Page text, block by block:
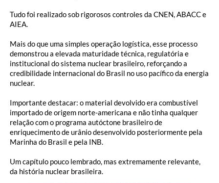
Tudo foi realizado sob rigorosos controles da CNEN, ABACC e
AIEA.
Mais do que uma simples operação logística, esse processo
demonstrou a elevada maturidade técnica, regulatória e
institucional do sistema nuclear brasileiro, reforçando a
credibilidade internacional do Brasil no uso pacífico da energia
nuclear.
Importante destacar: o material devolvido era combustível
importado de origem norte-americana e não tinha qualquer
relação com o programa autóctone brasileiro de
enriquecimento de urânio desenvolvido posteriormente pela
Marinha do Brasil e pela INB.
Um capítulo pouco lembrado, mas extremamente relevante,
da história nuclear brasileira.